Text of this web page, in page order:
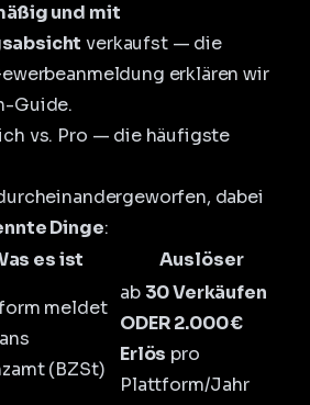
und mit
verkaufst — die
erklären wir
Guide.
vs. Pro — die häufigste
dabei
Dinge:
es ist
Auslöser
meldet
(BZSt)
ab 30 Verkäufen
ODER 2.000 €
Erlös pro
Plattform/Jahr